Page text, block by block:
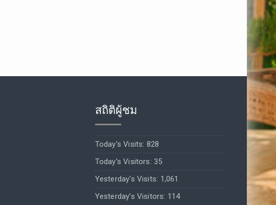
สถิติผู้ชม
Today's Visits: 828
Today's Visitors:35
Yesterday's Visits: 1,061
Yesterday's Visitors: 114